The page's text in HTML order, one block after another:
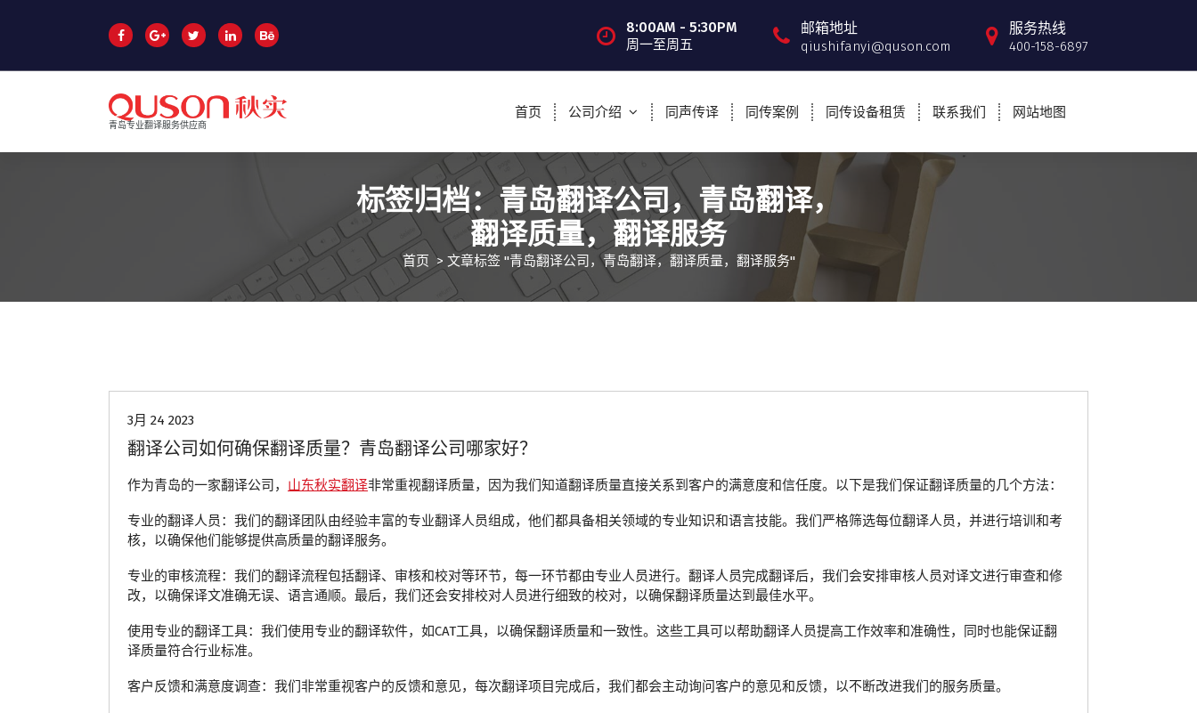
文
8:00AM - 5:30PM
周一至周五
邮箱地址
qiushifanyi@quson.com
服务热线
400-158-6897
青岛专业翻译服务供应商
首页 公司介绍 同声传译 同传案例 同传设备租赁 联系我们 网站地图
标签归档：青岛翻译公司，青岛翻译，
翻译质量，翻译服务
首页 > 文章标签 "青岛翻译公司，青岛翻译，翻译质量，翻译服务"
3月 24 2023
翻译公司如何确保翻译质量？青岛翻译公司哪家好？
作为青岛的一家翻译公司， 山东秋实翻译非常重视翻译质量，因为我们知道翻译质量直接关系到客户的满意度和信任度。以下是我们保证翻译质量的几个方法：
专业的翻译人员：我们的翻译团队由经验丰富的专业翻译人员组成，他们都具备相关领域的专业知识和语言技能。我们严格筛选每位翻译人员，并进行培训和考
核，以确保他们能够提供高质量的翻译服务。
专业的审核流程：我们的翻译流程包括翻译、审核和校对等环节，每一环节都由专业人员进行。翻译人员完成翻译后，我们会安排审核人员对译文进行审查和修
改，以确保译文准确无误、语言通顺。最后，我们还会安排校对人员进行细致的校对，以确保翻译质量达到最佳水平。
使用专业的翻译工具：我们使用专业的翻译软件，如CAT工具，以确保翻译质量和一致性。这些工具可以帮助翻译人员提高工作效率和准确性，同时也能保证翻
译质量符合行业标准。
客户反馈和满意度调查：我们非常重视客户的反馈和意见，每次翻译项目完成后，我们都会主动询问客户的意见和反馈，以不断改进我们的服务质量。